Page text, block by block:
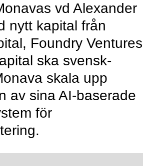
vd Alexander
nytt kapital från
Foundry Ventures
ska svensk-
skala upp
av sina AI-baserade
för